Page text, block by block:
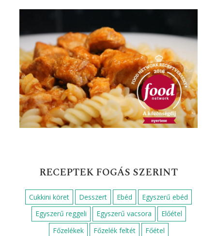
RECEPTEK FOGÁS SZERINT
Cukkini köret Desszert Ebéd
Egyszerű ebéd
Egyszerű reggeli
Egyszerű vacsora
Előétel
Főzelékek
Főzelék feltét
Főétel